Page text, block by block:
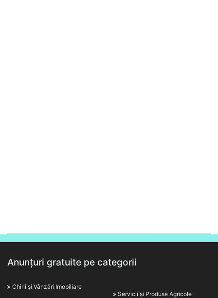
Anunțuri gratuite pe categorii
Chirii și Vânzări Imobiliare
Servicii și Produse Agricole